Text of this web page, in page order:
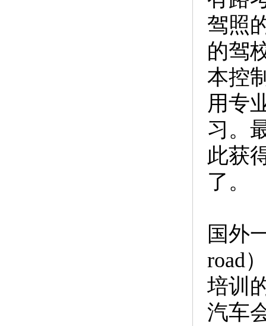
驾照
的驾
本控
用专
习。
此获
了。
国外
road
培训
汽车